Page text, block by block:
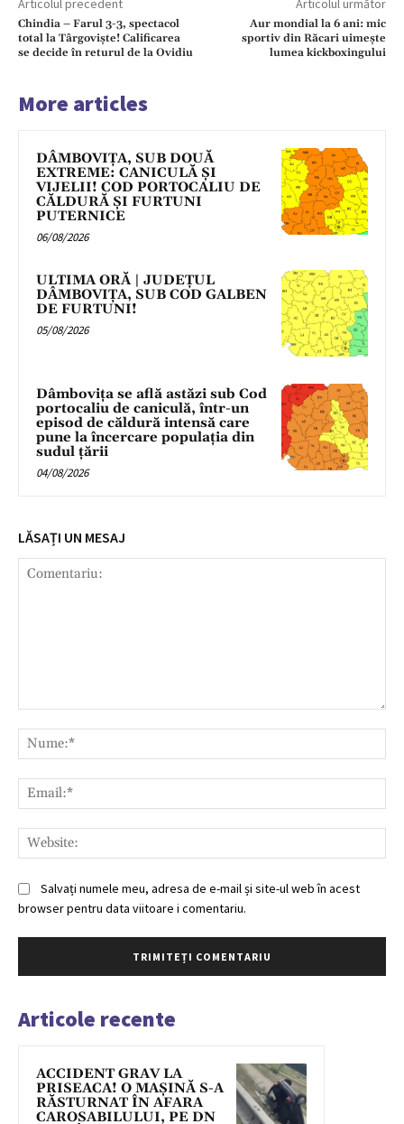
Articolul precedent
Chindia – Farul 3-3, spectacol
total la Târgoviște! Calificarea
se decide în returul de la Ovidiu
Articolul următor
Aur mondial la 6 ani: mic
sportiv din Răcari uimește
lumea kickboxingului
More articles
DÂMBOVIȚA, SUB DOUĂ
EXTREME: CANICULĂ ȘI
VIJELII! COD PORTOCALIU DE
CĂLDURĂ ȘI FURTUNI
PUTERNICE
06/08/2026
ULTIMA ORĂ | JUDEȚUL
DÂMBOVIȚA, SUB COD GALBEN
DE FURTUNI!
05/08/2026
Dâmbovița se află astăzi sub Cod
portocaliu de caniculă, într-un
episod de căldură intensă care
pune la încercare populația din
sudul țării
04/08/2026
LĂSAȚI UN MESAJ
Salvați numele meu, adresa de e-mail și site-ul web în acest
browser pentru data viitoare i comentariu.
Articole recente
ACCIDENT GRAV LA
PRISEACA! O MAȘINĂ S-A
RĂSTURNAT ÎN AFARA
CAROSABILULUI, PE DN